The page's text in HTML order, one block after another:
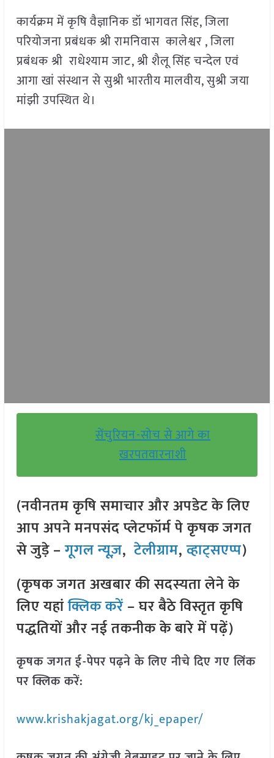
कार्यक्रम में कृषि वैज्ञानिक डॉ भागवत सिंह, जिला
परियोजना प्रबंधक श्री रामनिवास कालेश्वर , जिला
प्रबंधक श्री राधेश्याम जाट, श्री शैलू सिंह चन्देल एवं
आगा खां संस्थान से सुश्री भारतीय मालवीय, सुश्री जया
मांझी उपस्थित थे।
सेंचुरियन-सोच से आगे का
खरपतवारनाशी
(नवीनतम कृषि समाचार और अपडेट के लिए
आप अपने मनपसंद प्लेटफॉर्म पे कृषक जगत
से जुड़े –गूगल न्यूज़,टेलीग्राम,व्हाट्सएप्प)
(कृषक जगत अखबार की सदस्यता लेने के
लिए यहांक्लिक करें– घर बैठे विस्तृत कृषि
पद्धतियों और नई तकनीक के बारे में पढ़ें)
कृषक जगत ई-पेपर पढ़ने के लिए नीचे दिए गए लिंक
पर क्लिक करें:
www.krishakjagat.org/kj_epaper/